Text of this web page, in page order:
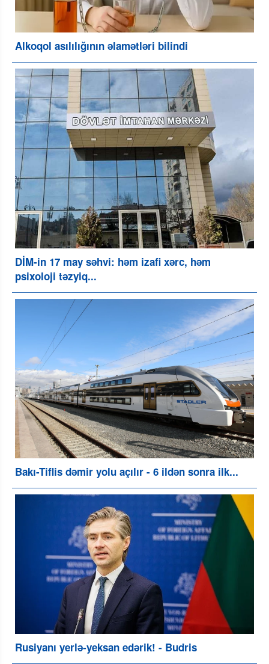
Alkoqol asılılığının əlamətləri bilindi
DİM-in 17 may səhvi: həm izafi xərc, həm
psixoloji təzyiq...
Bakı-Tiflis dəmir yolu açılır - 6 ildən sonra ilk...
Rusiyanı yerlə-yeksan edərik! - Budris